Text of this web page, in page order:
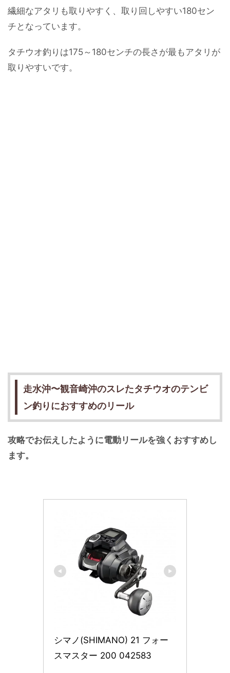
繊細なアタリも取りやすく、取り回しやすい180セン
チとなっています。
タチウオ釣りは175～180センチの長さが最もアタリが
取りやすいです。
走水沖〜観音崎沖のスレたタチウオのテンビ
ン釣りにおすすめのリール
攻略でお伝えしたように電動リールを強くおすすめし
ます。
シマノ(SHIMANO) 21 フォー
スマスター 200 042583